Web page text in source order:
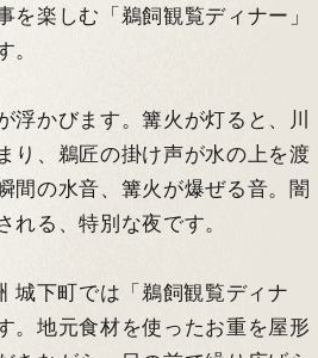
を楽しむ「鵜飼観覧ディナー」
。
浮かびます。篝火が灯ると、川
り、鵜匠の掛け声が水の上を渡
間の水音、篝火が爆ぜる音。闇
れる、特別な夜です。
城下町では「鵜飼観覧ディナ
。地元食材を使ったお重を屋形